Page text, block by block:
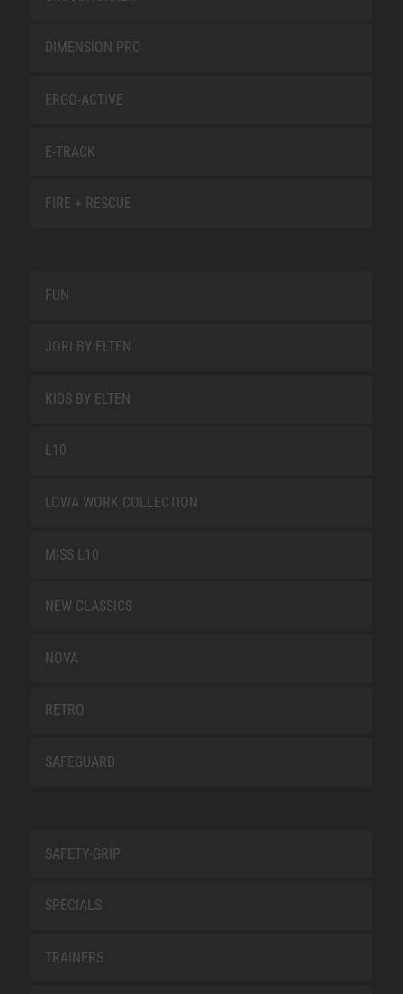
DIMENSION PRO
ERGO-ACTIVE
E-TRACK
FIRE + RESCUE
FUN
JORI BY ELTEN
KIDS BY ELTEN
L10
LOWA WORK COLLECTION
MISS L10
NEW CLASSICS
NOVA
RETRO
SAFEGUARD
SAFETY-GRIP
SPECIALS
TRAINERS